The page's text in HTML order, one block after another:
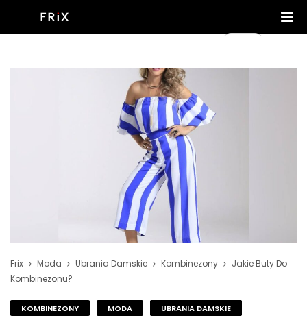
Frix Moda Ubrania Damskie Kombinezony
Jakie Buty Do
Kombinezonu?
KOMBINEZONY MODA UBRANIA DAMSKIE